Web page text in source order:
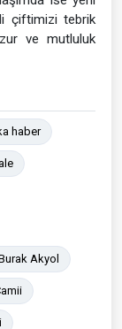
çiftimizi tebrik
ve mutluluk
haber
Akyol